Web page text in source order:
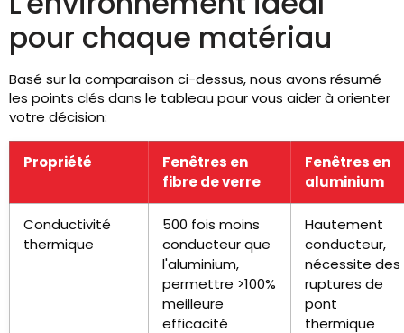
pour chaque matériau
Basé sur la comparaison ci-dessus, nous avons résumé
les points clés dans le tableau pour vous aider à orienter
votre décision:
Propriété
Fenêtres en
fibre de verre
Fenêtres en
aluminium
Conductivité
thermique
500 fois moins
conducteur que
l'aluminium,
permettre >100%
meilleure
efficacité
Hautement
conducteur,
nécessite des
ruptures de
pont
thermique